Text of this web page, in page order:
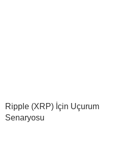
Ripple (XRP) İçin Uçurum
Senaryosu